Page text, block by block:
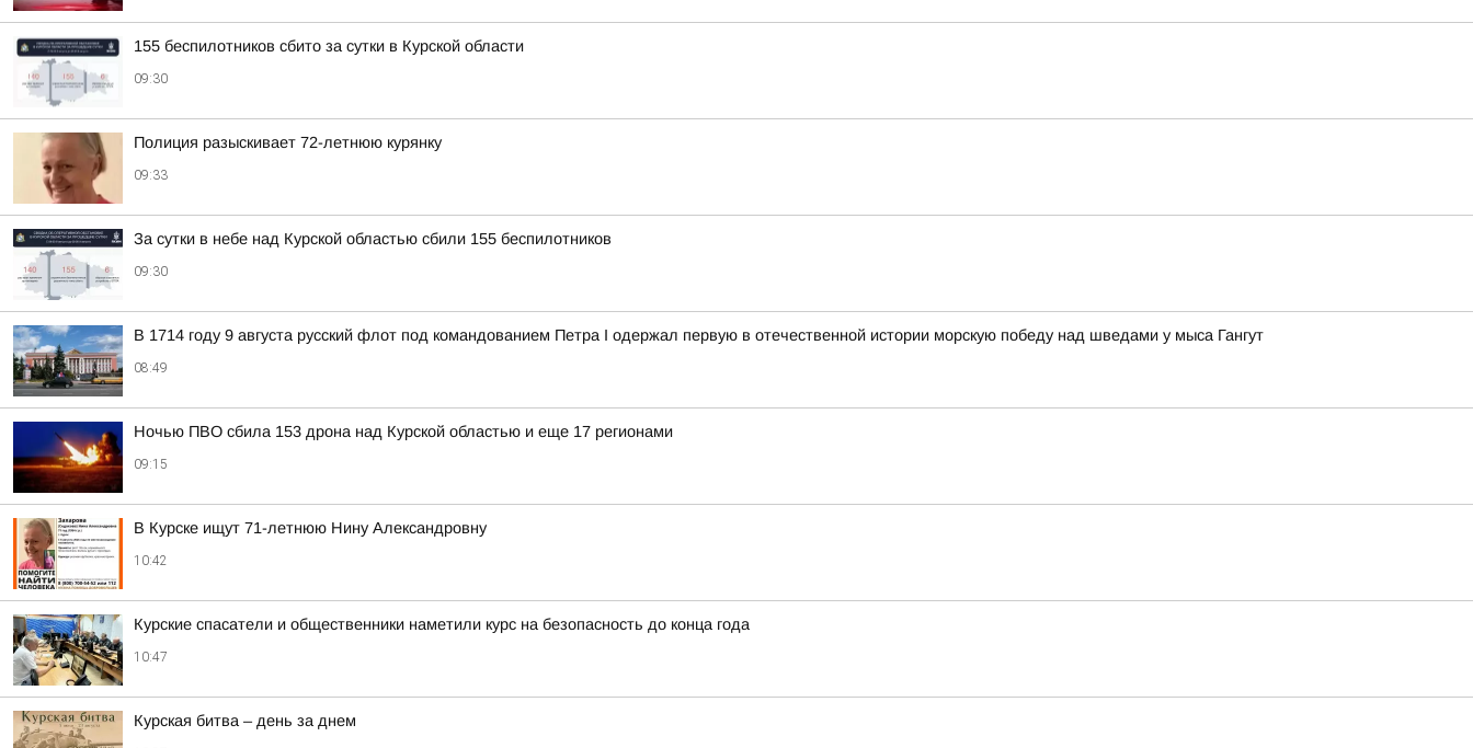
155 беспилотников сбито за сутки в Курской области
09:30
Полиция разыскивает 72-летнюю курянку
09:33
За сутки в небе над Курской областью сбили 155 беспилотников
09:30
В 1714 году 9 августа русский флот под командованием Петра I одержал первую в отечественной истории морскую победу над шведами у мыса Гангут
08:49
Ночью ПВО сбила 153 дрона над Курской областью и еще 17 регионами
09:15
В Курске ищут 71-летнюю Нину Александровну
10:42
Курские спасатели и общественники наметили курс на безопасность до конца года
10:47
Курская битва – день за днем